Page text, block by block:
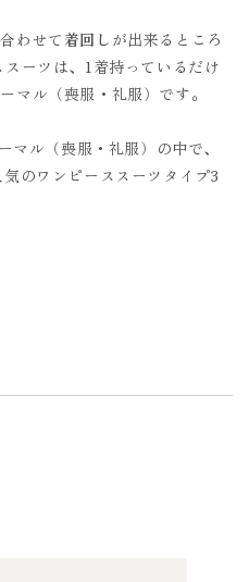
わせて着回し が出来るところ
ーツは、1着持っているだけ
マル（喪服・礼服）です。
ル（喪服・礼服）の中で、
のワンピーススーツタイプ3